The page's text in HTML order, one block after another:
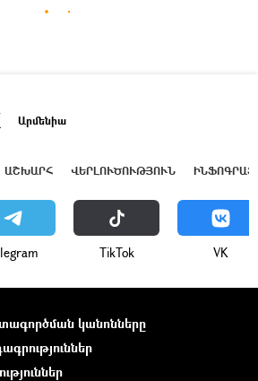
Արմենիա
ԱՇԽԱՐՀ ՎԵՐԼՈՒԾՈՒԹՅՈՒՆ
ТikТоk VK
կանոնները